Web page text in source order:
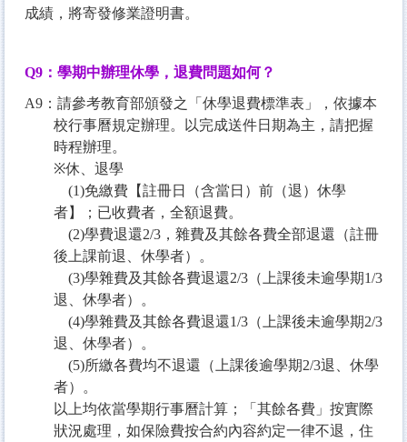
成績，將寄發修業證明書。
Q9 ：學期中辦理休學，退費問題如何？
A9：請參考教育部頒發之「休學退費標準表」，依據本
校行事曆規定辦理。以完成送件日期為主，請把握
時程辦理。
※休、退學
(1)免繳費【註冊日（含當日）前（退）休學
者】；已收費者，全額退費。
(2)學費退還2/3，雜費及其餘各費全部退還（註冊
後上課前退、休學者）。
(3)學雜費及其餘各費退還2/3（上課後未逾學期1/3
退、休學者）。
(4)學雜費及其餘各費退還1/3（上課後未逾學期2/3
退、休學者）。
(5)所繳各費均不退還（上課後逾學期2/3退、休學
者）。
以上均依當學期行事曆計算；「其餘各費」按實際
狀況處理，如保險費按合約內容約定一律不退，住